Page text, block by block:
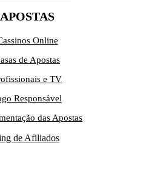
APOSTAS
Online
de Apostas
e TV
Responsável
das Apostas
de Afiliados